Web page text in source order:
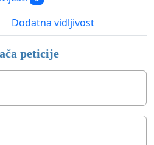
Dodatna vidljivost
peticije